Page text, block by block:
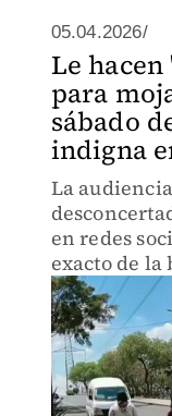
05.04.2026/
Le
para
sábado
indigna
La
en redes
exacto de la